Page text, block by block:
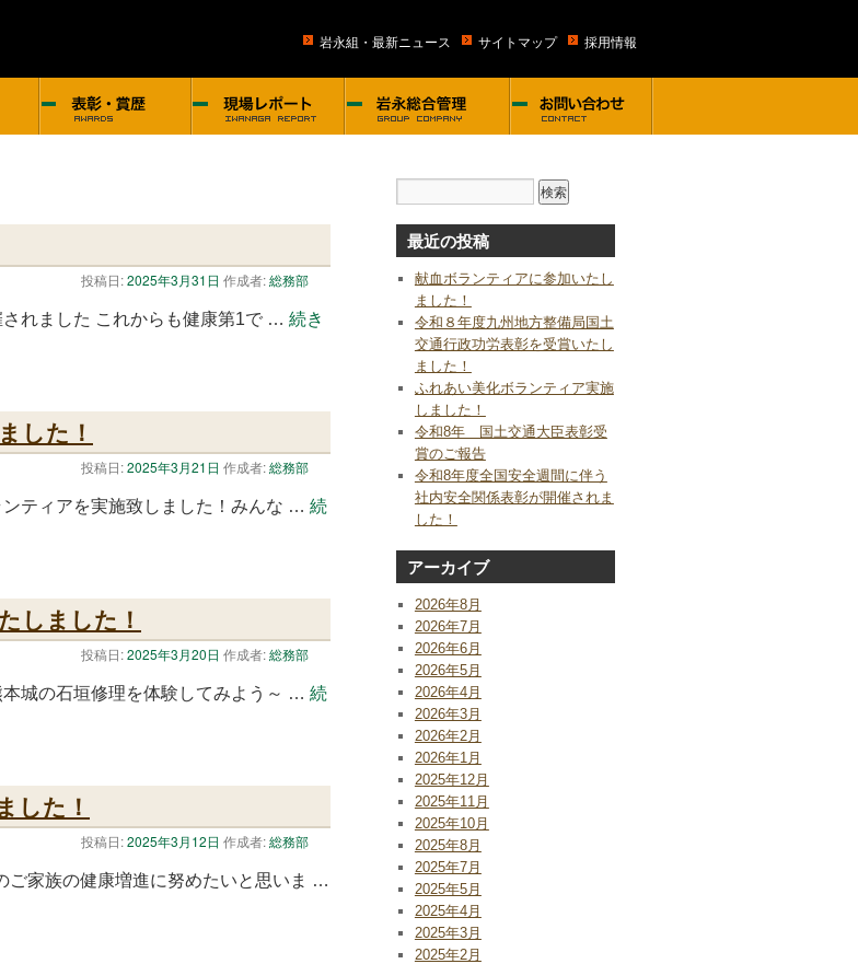
岩永組・最新ニュース サイトマップ 採用情報
投稿日:2025年3月31日 作成者:総務部
れました これからも健康第1で … 続き
した！
投稿日:2025年3月21日 作成者:総務部
ティアを実施致しました！みんな … 続
しました！
投稿日:2025年3月20日 作成者:総務部
城の石垣修理を体験してみよう～ … 続
した！
投稿日:2025年3月12日 作成者:総務部
ご家族の健康増進に努めたいと思いま …
最近の投稿
献血ボランティアに参加いたし
ました！
令和８年度九州地方整備局国土
交通行政功労表彰を受賞いたし
ました！
ふれあい美化ボランティア実施
しました！
令和8年 国土交通大臣表彰受
賞のご報告
令和8年度全国安全週間に伴う
社内安全関係表彰が開催されま
した！
アーカイブ
2026年8月
2026年7月
2026年6月
2026年5月
2026年4月
2026年3月
2026年2月
2026年1月
2025年12月
2025年11月
2025年10月
2025年8月
2025年7月
2025年5月
2025年4月
2025年3月
2025年2月